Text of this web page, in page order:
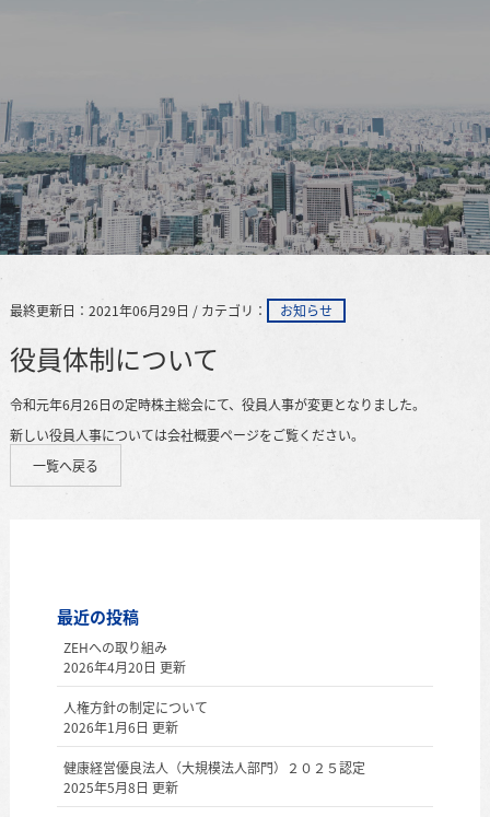
最終更新日：2021年06月29日 / カテゴリ： お知らせ
役員体制について
令和元年6月26日の定時株主総会にて、役員人事が変更となりました。
新しい役員人事については会社概要ページをご覧ください。
一覧へ戻る
最近の投稿
ZEHへの取り組み
2026年4月20日 更新
人権方針の制定について
2026年1月6日 更新
健康経営優良法人（大規模法人部門）２０２５認定
2025年5月8日 更新